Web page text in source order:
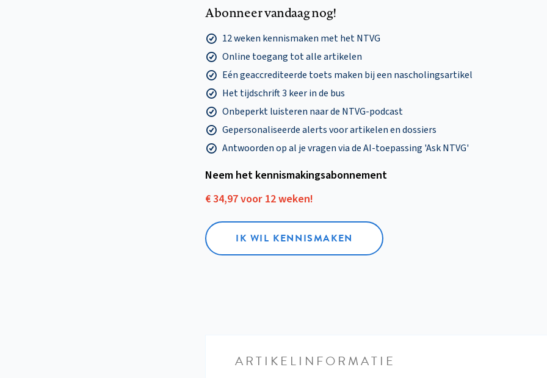
Abonneer vandaag nog!
12 weken kennismaken met het NTVG
Online toegang tot alle artikelen
Eén geaccrediteerde toets maken bij een nascholingsartikel
Het tijdschrift 3 keer in de bus
Onbeperkt luisteren naar de NTVG-podcast
Gepersonaliseerde alerts voor artikelen en dossiers
Antwoorden op al je vragen via de AI-toepassing 'Ask NTVG'
Neem het kennismakings­abonnement
€ 34,97 voor 12 weken!
IK WIL KENNISMAKEN
ARTIKELINFORMATIE